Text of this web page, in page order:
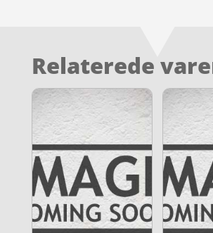
Relaterede